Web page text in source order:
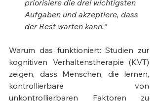
priorisiere die drei wichtigsten
Aufgaben und akzeptiere, dass
der Rest warten kann.“
Warum das funktioniert: Studien zur
kognitiven Verhaltenstherapie (KVT)
zeigen, dass Menschen, die lernen,
kontrollierbare von
unkontrollierbaren Faktoren zu